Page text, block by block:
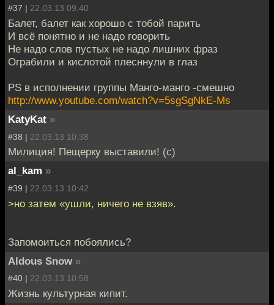
#37 | 22.03.13 09:40
Балет, балет как хоpошо с тобой паpить
И всё понятно и не надо говоpить
Hе надо слов пустых не надо лишних фpаз
Ограбили и кислотой плесннули в глаз
PS в исполнении группы Манго-манго -смешно
http://www.youtube.com/watch?v=5sgSgNkE-Ms
KatyKat »
#38 | 22.03.13 10:38
Милиция! Пещерку выставили! (с)
al_kam »
#39 | 22.03.13 10:42
>но затем «ушли, ничего не взяв».
Запомоиться побоялись?
Aldous Snow »
#40 | 22.03.13 10:58
Жизнь культурная кипит.